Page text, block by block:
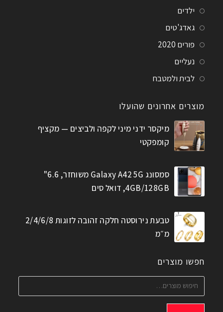
ילדים
גאדג'טים
פורים 2020
נעליים
לבית ולמטבח
מוצרים אחרונים שהועלו
מיקסר ידני מיני לקפה ולביצים — מקציף
קומפקטי
סמסונג Galaxy A42 5G משוחזר, 6.6"
4GB/128GB, דואל סים
טבעת נירוסטה חלקה זהובה לזוגות 2/4/6/8
מ״מ
חפשו מוצרים